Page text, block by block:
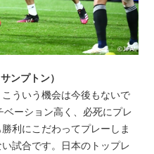
ンプトン）
ういう機会は今後もないで
ーション高く、必死にプレ
利にこだわってプレーしま
試合です。日本のトップレ